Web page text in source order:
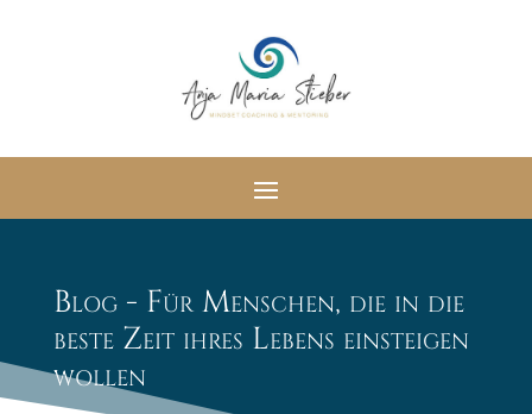
Blog - Für Menschen, die in die
beste Zeit ihres Lebens einsteigen
wollen